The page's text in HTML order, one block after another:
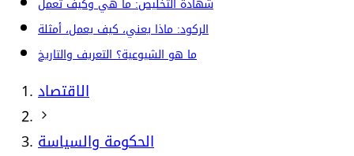
شهادة التخليص: ما هي وكيف تعمل
الركود: ماذا يعني، كيف يعمل، أمثلة
ما هو الشيوعية؟ التعريف والتاريخ
الاقتصاد
الحكومة والسياسة